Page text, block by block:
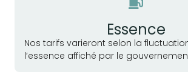
Essence
Nos tarifs varieront selon la
l’essence affiché par le